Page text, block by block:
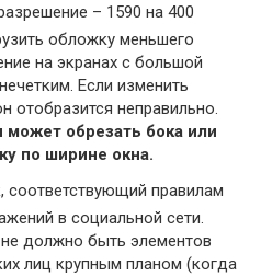
– 1590 на 400
обложку меньшего
на экранах с большой
Если изменить
отобразится неправильно.
может обрезать бока или
по ширине окна.
соответствующий правилам
в социальной сети.
должно быть элементов
лиц крупным планом (когда